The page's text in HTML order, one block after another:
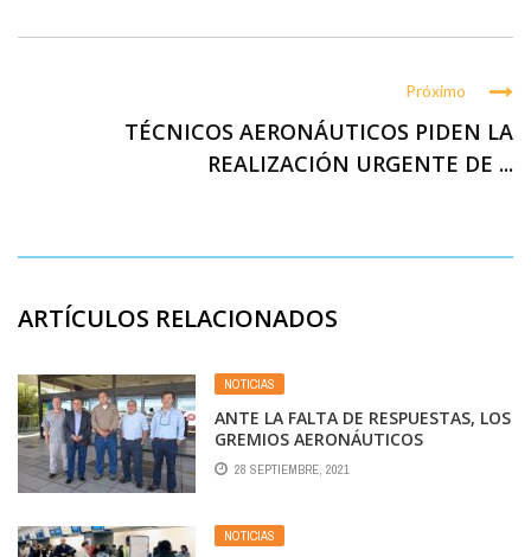
Próximo
TÉCNICOS AERONÁUTICOS PIDEN LA
REALIZACIÓN URGENTE DE ...
ARTÍCULOS RELACIONADOS
NOTICIAS
ANTE LA FALTA DE RESPUESTAS, LOS
GREMIOS AERONÁUTICOS
AMENAZAN CON MEDIDAS DE
FUERZA
28 SEPTIEMBRE, 2021
NOTICIAS